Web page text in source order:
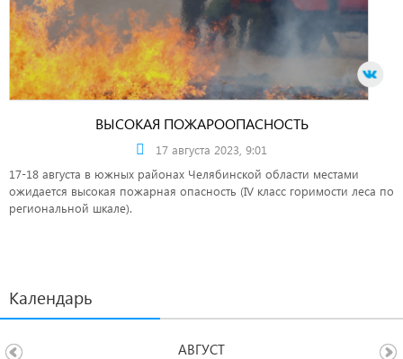
ВЫСОКАЯ ПОЖАРООПАСНОСТЬ
17 августа 2023, 9:01
17-18 августа в южных районах Челябинской области местами
ожидается высокая пожарная опасность (IV класс горимости леса по
региональной шкале).
Календарь
АВГУСТ